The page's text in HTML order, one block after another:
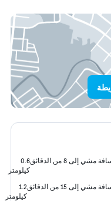
مشي إلى 8 من الدقائق
0.6
كيلومتر
مشي إلى 15 من الدقائق
1.2
كيلومتر